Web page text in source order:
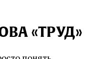
«ТРУД»